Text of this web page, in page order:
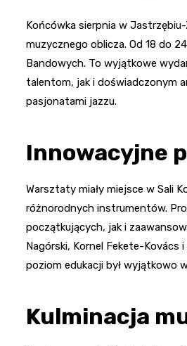
Końcówka sierpnia w
muzycznego oblicza. Od 18 do
Bandowych. To wyjątkowe
talentom, jak i doświadczonym
pasjonatami jazzu.
Innowacyjne
Warsztaty miały miejsce w Sali
różnorodnych instrumentów.
początkujących, jak i
Nagórski, Kornel Fekete-Kovács
poziom edukacji był wyjątkowo
Kulminacja